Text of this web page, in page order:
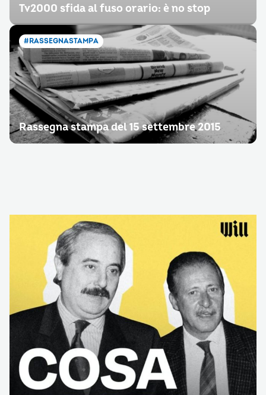
Tv2000 sfida al fuso orario: è no stop
#RASSEGNASTAMPA
Rassegna stampa del 15 settembre 2015